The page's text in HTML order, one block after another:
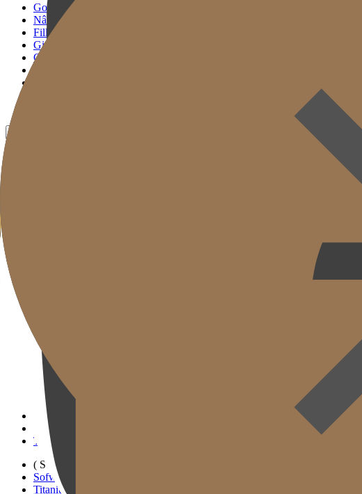
Gold J Clinic
Nâng Cơ Signature
Filler Signature
Giải Pháp Trẻ Hóa
Chăm sóc Da
Thiết bị Y tế
Thông tin Khám & Chỉ đường
Hoạt động Học thuật & Truyền thông
( SIGNATURE )
Scan Ulthera
Thermage FLX
Tivelook
Tunevelook
( STANDARD )
Sofwave
Titanium Lifting